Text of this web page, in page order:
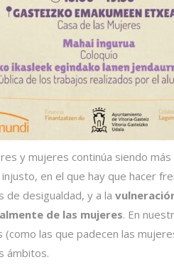
y mujeres continúa siendo
en el que hay que hacer
de desigualdad, y a la
de las mujeres. En
las que padecen las
ámbitos.